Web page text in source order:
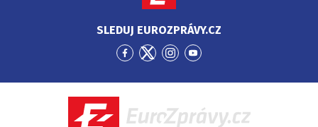
SLEDUJ EUROZPRÁVY.CZ
Přejít
Facebook
Přejít
Twitter
Přejít
Instagram
Přejít
YouTube
EuroZprávy.cz